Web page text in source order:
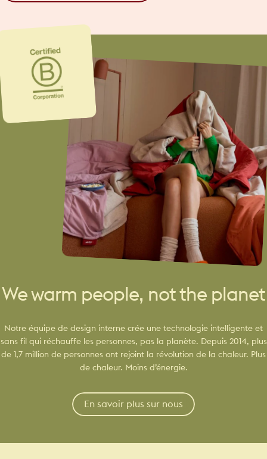
We warm people, not the planet
Notre équipe de design interne crée une technologie intelligente et
sans fil qui réchauffe les personnes, pas la planète. Depuis 2014, plus
de 1,7 million de personnes ont rejoint la révolution de la chaleur. Plus
de chaleur. Moins d’énergie.
En savoir plus sur nous